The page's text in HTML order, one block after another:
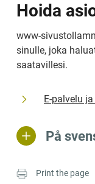
Hoida
www-
sinulle, joka
saatavillesi.
E-palvelu
På
Print the page